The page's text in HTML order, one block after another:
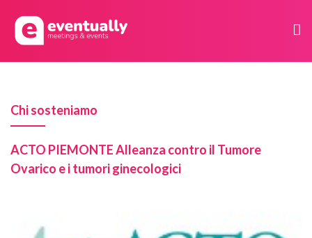
Chi sosteniamo
ACTO PIEMONTE Alleanza contro il Tumore
Ovarico e i tumori ginecologici